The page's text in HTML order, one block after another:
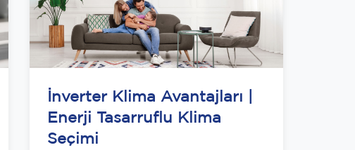
İnverter Klima Avantajları |
Enerji Tasarruflu Klima
Seçimi